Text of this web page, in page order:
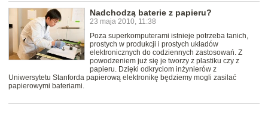
Nadchodzą baterie z papieru?
23 maja 2010, 11:38
Poza superkomputerami istnieje potrzeba tanich,
prostych w produkcji i prostych układów
elektronicznych do codziennych zastosowań. Z
powodzeniem już się je tworzy z plastiku czy z
papieru. Dzięki odkryciom inżynierów z
Uniwersytetu Stanforda papierową elektronikę będziemy mogli zasilać
papierowymi bateriami.